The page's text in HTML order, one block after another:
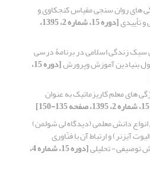
های روان سنجی مقیاس کنجکاوی و
تأییدی [دوره 15، شماره 2، 1395،
زندگی اسلامی در برنامۀ درسی
بنیادین آموزش وپرورش [دوره 15،
های معلم کاریزماتیک به عنوان
انواع دانش معلمی (دیدگاه لی شولمن)
آیزنر) و ارتباط آن با فنّاوری
توصیفی - تحلیلی [دوره 15، شماره 4،